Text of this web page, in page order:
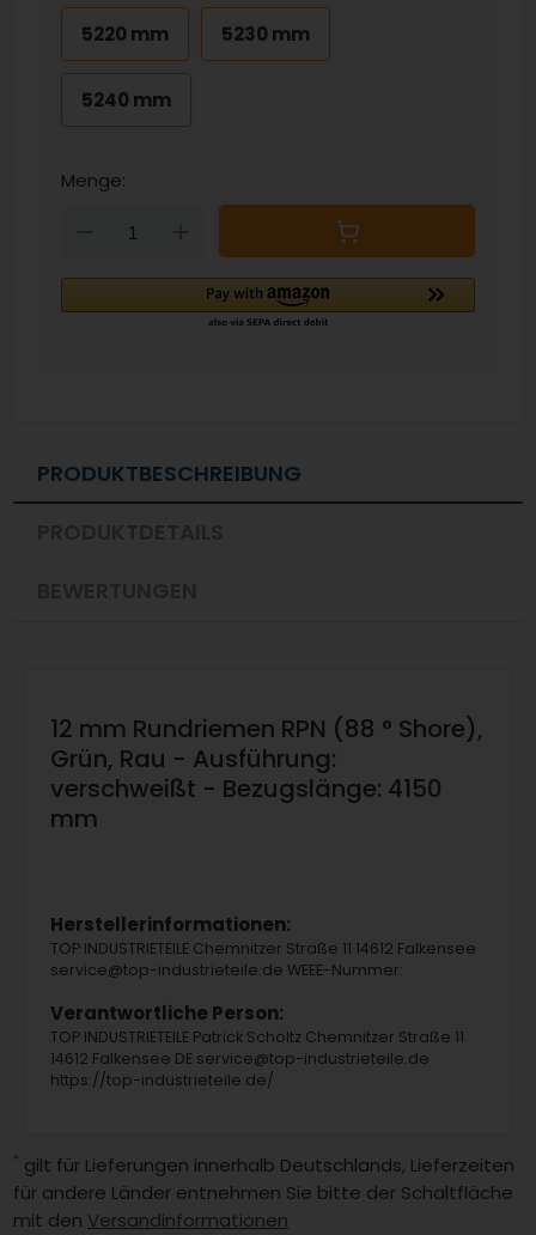
5220 mm 5230 mm
5240 mm
Menge:
Down
PRODUKTBESCHREIBUNG
12 mm Rundriemen RPN (88 ° Shore),
Grün, Rau - Ausführung:
verschweißt - Bezugslänge: 4150
mm
Herstellerinformationen:
TOP INDUSTRIETEILE Chemnitzer Straße 11 14612 Falkensee
service@top-industrieteile.de WEEE-Nummer:
Verantwortliche Person:
TOP INDUSTRIETEILE Patrick Scholtz Chemnitzer Straße 11
14612 Falkensee DE service@top-industrieteile.de
https://top-industrieteile.de/
* gilt für Lieferungen innerhalb Deutschlands, Lieferzeiten
für andere Länder entnehmen Sie bitte der Schaltfläche
mit den Versandinformationen